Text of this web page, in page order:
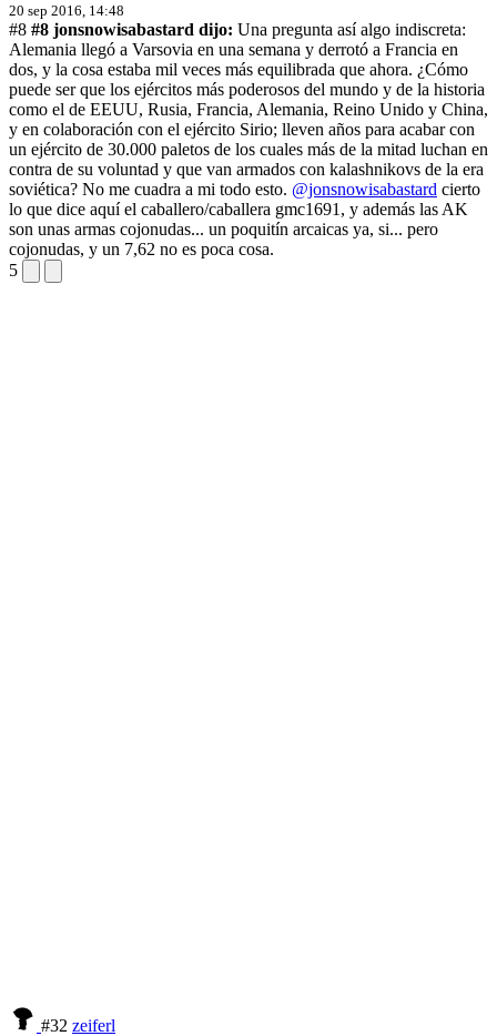
20 sep 2016, 14:48
#8 #8 jonsnowisabastard dijo: Una pregunta así algo indiscreta:
Alemania llegó a Varsovia en una semana y derrotó a Francia en
dos, y la cosa estaba mil veces más equilibrada que ahora. ¿Cómo
puede ser que los ejércitos más poderosos del mundo y de la historia
como el de EEUU, Rusia, Francia, Alemania, Reino Unido y China,
y en colaboración con el ejército Sirio; lleven años para acabar con
un ejército de 30.000 paletos de los cuales más de la mitad luchan en
contra de su voluntad y que van armados con kalashnikovs de la era
soviética? No me cuadra a mi todo esto. @jonsnowisabastard cierto
lo que dice aquí el caballero/caballera gmc1691, y además las AK
son unas armas cojonudas... un poquitín arcaicas ya, si... pero
cojonudas, y un 7,62 no es poca cosa.
5
#32 zeiferl